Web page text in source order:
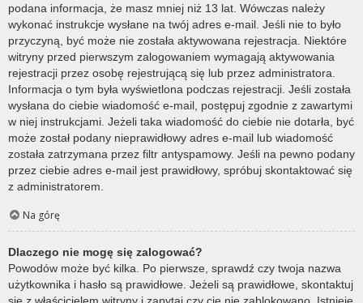
podana informacja, że masz mniej niż 13 lat. Wówczas należy
wykonać instrukcje wysłane na twój adres e-mail. Jeśli nie to było
przyczyną, być może nie została aktywowana rejestracja. Niektóre
witryny przed pierwszym zalogowaniem wymagają aktywowania
rejestracji przez osobę rejestrującą się lub przez administratora.
Informacja o tym była wyświetlona podczas rejestracji. Jeśli została
wysłana do ciebie wiadomość e-mail, postępuj zgodnie z zawartymi
w niej instrukcjami. Jeżeli taka wiadomość do ciebie nie dotarła, być
może został podany nieprawidłowy adres e-mail lub wiadomość
została zatrzymana przez filtr antyspamowy. Jeśli na pewno podany
przez ciebie adres e-mail jest prawidłowy, spróbuj skontaktować się
z administratorem.
Na górę
Dlaczego nie mogę się zalogować?
Powodów może być kilka. Po pierwsze, sprawdź czy twoja nazwa
użytkownika i hasło są prawidłowe. Jeżeli są prawidłowe, skontaktuj